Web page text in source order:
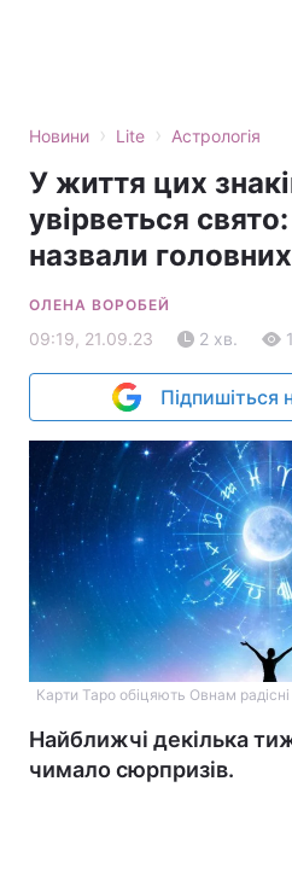
Новини › Lite › Астрологія
У життя цих
увірветься
назвали
ОЛЕНА ВОРОБЕЙ
09:19, 21.09.23 2 хв.
Підпишіться
Карти Таро обіцяють Овнам
Найближчі декілька
чимало сюрпризів.